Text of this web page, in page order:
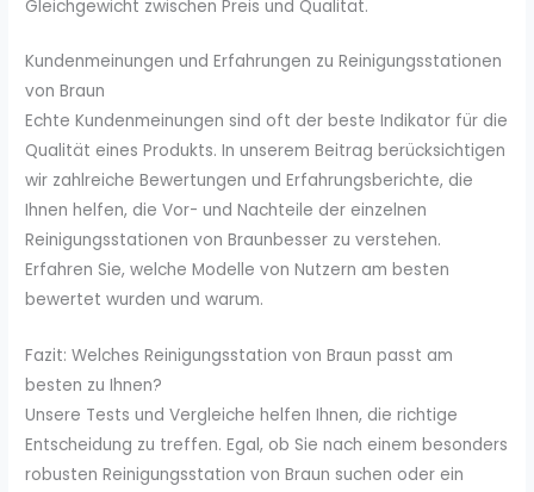
Gleichgewicht zwischen Preis und Qualität.
Kundenmeinungen und Erfahrungen zu Reinigungsstationen
von Braun
Echte Kundenmeinungen sind oft der beste Indikator für die
Qualität eines Produkts. In unserem Beitrag berücksichtigen
wir zahlreiche Bewertungen und Erfahrungsberichte, die
Ihnen helfen, die Vor- und Nachteile der einzelnen
Reinigungsstationen von Braunbesser zu verstehen.
Erfahren Sie, welche Modelle von Nutzern am besten
bewertet wurden und warum.
Fazit: Welches Reinigungsstation von Braun passt am
besten zu Ihnen?
Unsere Tests und Vergleiche helfen Ihnen, die richtige
Entscheidung zu treffen. Egal, ob Sie nach einem besonders
robusten Reinigungsstation von Braun suchen oder ein